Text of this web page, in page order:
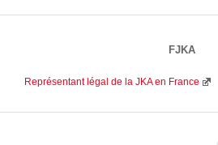
FJKA
Représentant légal de la JKA en France